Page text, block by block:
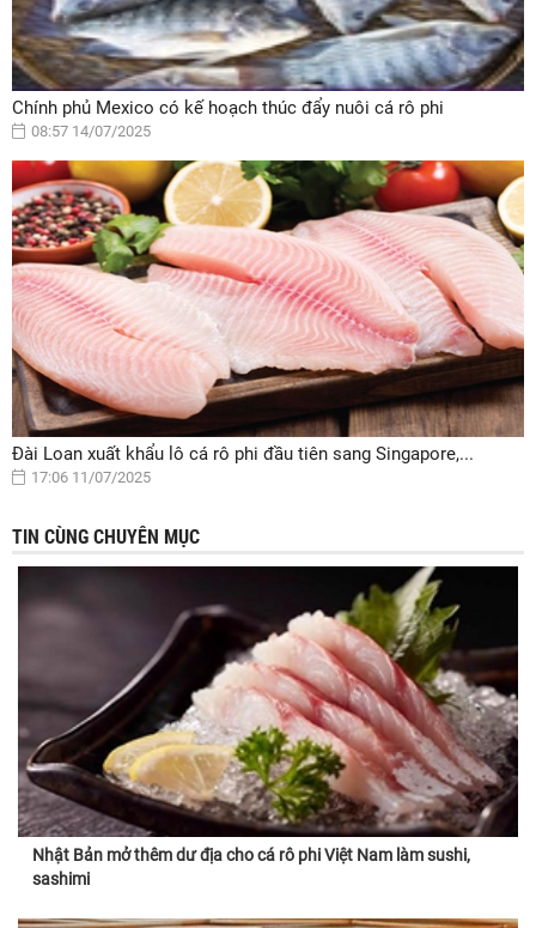
Chính phủ Mexico có kế hoạch thúc đẩy nuôi cá rô phi
08:57 14/07/2025
Đài Loan xuất khẩu lô cá rô phi đầu tiên sang Singapore,...
17:06 11/07/2025
TIN CÙNG CHUYÊN MỤC
Nhật Bản mở thêm dư địa cho cá rô phi Việt Nam làm sushi,
sashimi